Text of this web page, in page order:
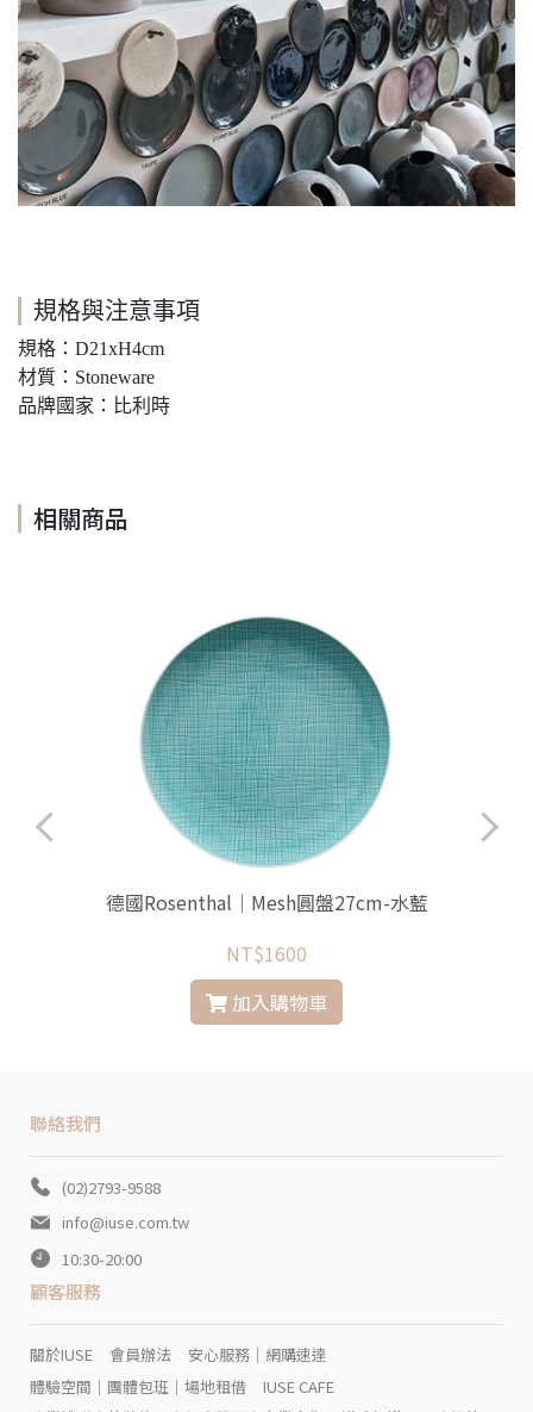
規格與注意事項
規格：D21xH4cm
材質：Stoneware
品牌國家：比利時
相關商品
德國Rosenthal│Mesh圓盤27cm-水藍
NT$1600
加入購物車
聯絡我們
(02)2793-9588
info@iuse.com.tw
10:30-20:00
顧客服務
關於IUSE 會員辦法
安心服務｜網購速達
體驗空間｜團體包班｜場地租借
IUSE CAFE